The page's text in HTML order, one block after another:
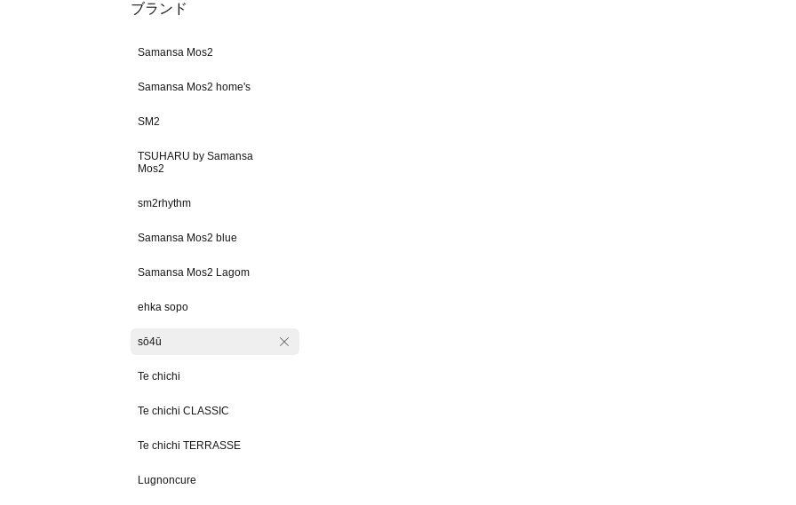
ブランド
Samansa Mos2
Samansa Mos2 home's
SM2
TSUHARU by Samansa
Mos2
sm2rhythm
Samansa Mos2 blue
Samansa Mos2 Lagom
ehka sopo
sō4ū
Te chichi
Te chichi CLASSIC
Te chichi TERRASSE
Lugnoncure